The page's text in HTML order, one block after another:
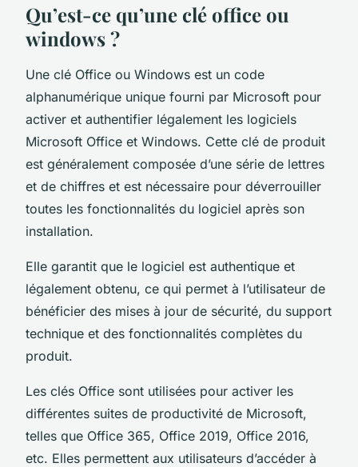
Qu’est-ce qu’une clé office ou
windows ?
Une clé Office ou Windows est un code
alphanumérique unique fourni par Microsoft pour
activer et authentifier légalement les logiciels
Microsoft Office et Windows. Cette clé de produit
est généralement composée d’une série de lettres
et de chiffres et est nécessaire pour déverrouiller
toutes les fonctionnalités du logiciel après son
installation.
Elle garantit que le logiciel est authentique et
légalement obtenu, ce qui permet à l’utilisateur de
bénéficier des mises à jour de sécurité, du support
technique et des fonctionnalités complètes du
produit.
Les clés Office sont utilisées pour activer les
différentes suites de productivité de Microsoft,
telles que Office 365, Office 2019, Office 2016,
etc. Elles permettent aux utilisateurs d’accéder à